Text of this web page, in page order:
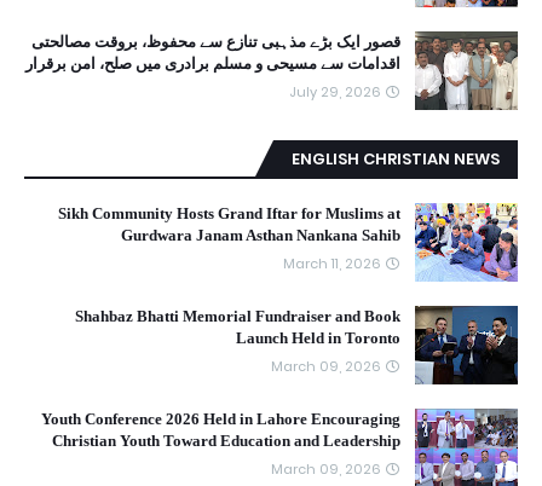
قصور ایک بڑے مذہبی تنازع سے محفوظ، بروقت مصالحتی
اقدامات سے مسیحی و مسلم برادری میں صلح، امن برقرار
July 29, 2026
ENGLISH CHRISTIAN NEWS
Sikh Community Hosts Grand Iftar for Muslims at
Gurdwara Janam Asthan Nankana Sahib
March 11, 2026
Shahbaz Bhatti Memorial Fundraiser and Book
Launch Held in Toronto
March 09, 2026
Youth Conference 2026 Held in Lahore Encouraging
Christian Youth Toward Education and Leadership
March 09, 2026